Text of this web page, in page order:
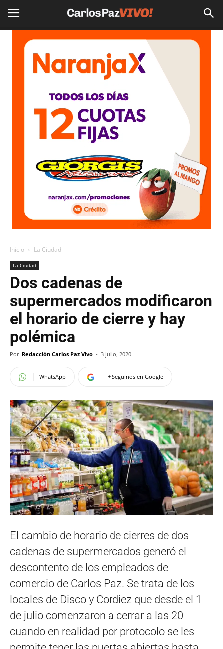
Inicio La Ciudad
La Ciudad
Dos cadenas de
supermercados modificaron
el horario de cierre y hay
polémica
Por Redacción Carlos Paz Vivo - 3 julio, 2020
WhatsApp + Seguinos en Google
El cambio de horario de cierres de dos
cadenas de supermercados generó el
descontento de los empleados de
comercio de Carlos Paz. Se trata de los
locales de Disco y Cordiez que desde el 1
de julio comenzaron a cerrar a las 20
cuando en realidad por protocolo se les